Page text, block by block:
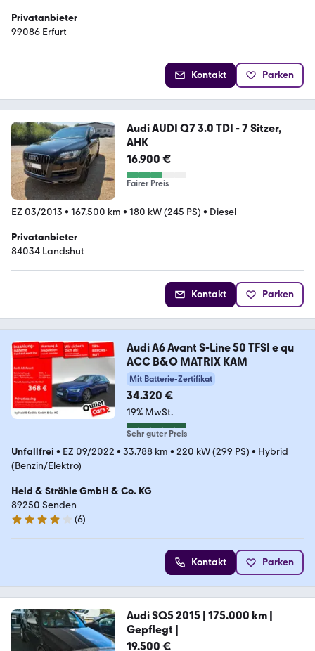
Privatanbieter
99086 Erfurt
Kontakt Parken
Audi AUDI Q7 3.0 TDI - 7 Sitzer,
AHK
16.900 €
Fairer Preis
EZ 03/2013 • 167.500 km • 180 kW (245 PS) • Diesel
Privatanbieter
84034 Landshut
Kontakt Parken
Audi A6 Avant S-Line 50 TFSI e qu
ACC B&O MATRIX KAM
Mit Batterie-Zertifikat
34.320 €
19% MwSt.
Sehr guter Preis
Unfallfrei • EZ 09/2022 • 33.788 km • 220 kW (299 PS) • Hybrid
(Benzin/Elektro)
Held & Ströhle GmbH & Co. KG
89250 Senden
4.1 Sterne
(6)
Kontakt Parken
Audi SQ5 2015 | 175.000 km |
Gepflegt |
19.500 €